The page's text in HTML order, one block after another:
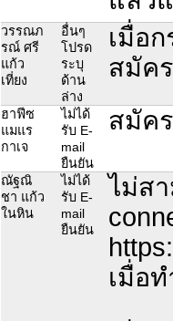
วรรณภ
รณ์ ศรี
แก้ว
เที่ยง
อื่นๆ
โปรด
ระบุ
ด้าน
ล่าง
เมื่อ
สมัค
ฮาฟีซ
แมแร
กาเจ
ไม่ได้
รับ E-
mail
ยืนยัน
สมัค
ณัฐณิ
ชา แก้ว
ในหิน
ไม่ได้
รับ E-
mail
ยืนยัน
ไม่ส
เมื่อ